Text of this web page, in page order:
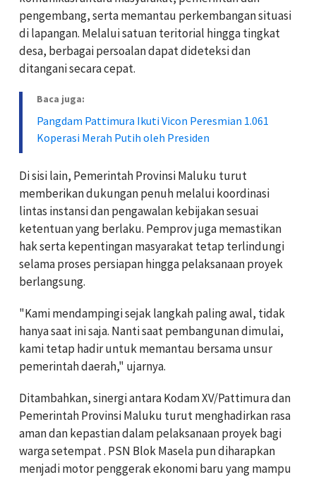
pengembang, serta memantau perkembangan situasi
di lapangan. Melalui satuan teritorial hingga tingkat
desa, berbagai persoalan dapat dideteksi dan
ditangani secara cepat.
Baca juga:
Pangdam Pattimura Ikuti Vicon Peresmian 1.061
Koperasi Merah Putih oleh Presiden
Di sisi lain, Pemerintah Provinsi Maluku turut
memberikan dukungan penuh melalui koordinasi
lintas instansi dan pengawalan kebijakan sesuai
ketentuan yang berlaku. Pemprov juga memastikan
hak serta kepentingan masyarakat tetap terlindungi
selama proses persiapan hingga pelaksanaan proyek
berlangsung.
"Kami mendampingi sejak langkah paling awal, tidak
hanya saat ini saja. Nanti saat pembangunan dimulai,
kami tetap hadir untuk memantau bersama unsur
pemerintah daerah," ujarnya.
Ditambahkan, sinergi antara Kodam XV/Pattimura dan
Pemerintah Provinsi Maluku turut menghadirkan rasa
aman dan kepastian dalam pelaksanaan proyek bagi
warga setempat . PSN Blok Masela pun diharapkan
menjadi motor penggerak ekonomi baru yang mampu